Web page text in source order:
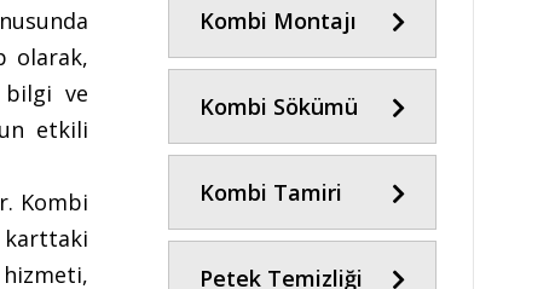
olarak,
bilgi ve
etkili
Kombi
karttaki
Kombi Montajı
Kombi Sökümü
Kombi Tamiri
Petek Temizliği